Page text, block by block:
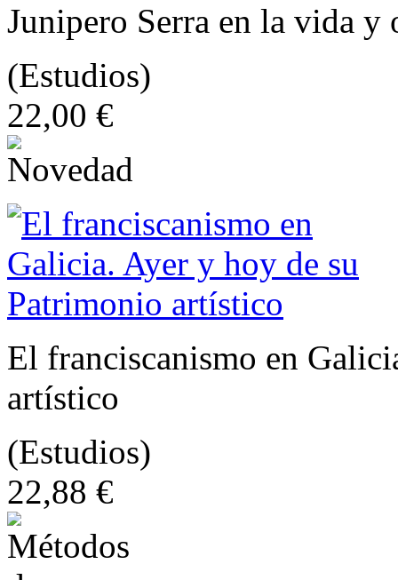
Junipero Serra en la vida y
(Estudios)
22,00 €
El franciscanismo en
artístico
(Estudios)
22,88 €